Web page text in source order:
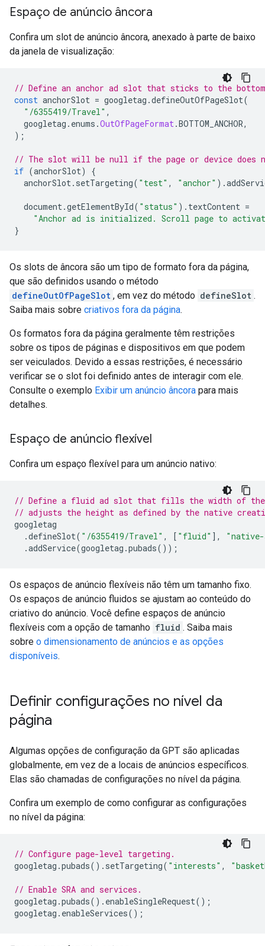
Espaço de anúncio âncora
Confira um slot de anúncio âncora, anexado à parte de baixo
da janela de visualização:
// Define an anchor ad slot that sticks to the
const anchorSlot = googletag .defineOutOfPageSlot(
"/6355419/Travel" ,
googletag . enums .OutOfPageFormat.BOTTOM_ANCHOR,
);
// The slot will be null if the page or device does
if (anchorSlot)
{
anchorSlot. setTargeting( "test" , "anchor" ).
document.getElementById( "status" ). textContent =
"Anchor ad is initialized. Scroll page to
}
Os slots de âncora são um tipo de formato fora da página,
que são definidos usando o método
defineOutOfPageSlot , em vez do método defineSlot .
Saiba mais sobre criativos fora da página.
Os formatos fora da página geralmente têm restrições
sobre os tipos de páginas e dispositivos em que podem
ser veiculados. Devido a essas restrições, é necessário
verificar se o slot foi definido antes de interagir com ele.
Consulte o exemplo Exibir um anúncio âncora para mais
detalhes.
Espaço de anúncio flexível
Confira um espaço flexível para um anúncio nativo:
// Define a fluid ad slot that fills the width of the
// adjusts the height as defined by the native
googletag
.defineSlot( "/6355419/Travel" , [ "fluid" ],
.addService(googletag .pubads());
Os espaços de anúncio flexíveis não têm um tamanho fixo.
Os espaços de anúncio fluidos se ajustam ao conteúdo do
criativo do anúncio. Você define espaços de anúncio
flexíveis com a opção de tamanho fluid . Saiba mais
sobre o dimensionamento de anúncios e as opções
disponíveis.
Definir configurações no nível da
página
Algumas opções de configuração da GPT são aplicadas
globalmente, em vez de a locais de anúncios específicos.
Elas são chamadas de configurações no nível da página.
Confira um exemplo de como configurar as configurações
no nível da página:
// Configure page-level targeting.
googletag .pubads(). setTargeting( "interests" ,
// Enable SRA and services.
googletag .pubads(). enableSingleRequest();
googletag . enableServices();